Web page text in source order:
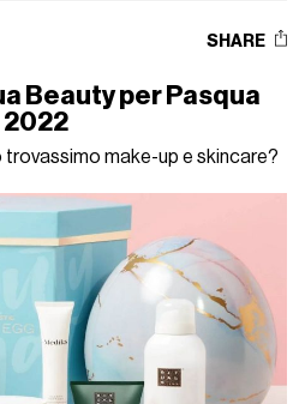
SHARE
Beauty per Pasqua
2022
trovassimo make-up e skincare?